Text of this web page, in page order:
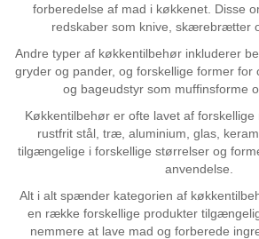
forberedelse af mad i køkkenet. Disse
redskaber som knive, skærebrætter
Andre typer af køkkentilbehør inkluderer
gryder og pander, og forskellige former for
og bageudstyr som muffinsforme
Køkkentilbehør er ofte lavet af
rustfrit stål, træ, aluminium, glas,
tilgængelige i forskellige størrelser og
anvendelse.
Alt i alt spænder kategorien af
en række forskellige produkter
nemmere at lave mad og forberede